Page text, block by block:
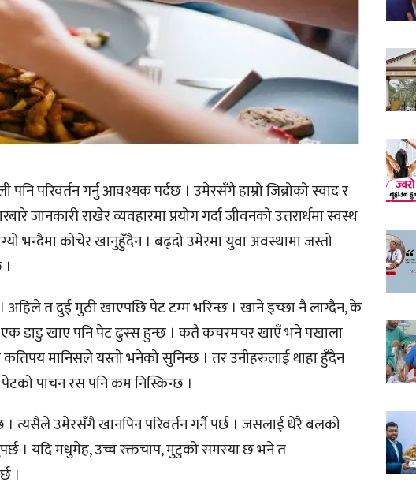
परिवर्तन गर्नु आवश्यक पर्दछ । उमेरसँगै हाम्रो जिब्रोको स्वाद र
जानकारी राखेर व्यवहारमा प्रयोग गर्दा जीवनको उत्तरार्धमा स्वस्थ
भन्दैमा कोचेर खानुहुँदैन । बढ्दो उमेरमा युवा अवस्थामा जस्तो
त दुई मुठी खाएपछि पेट टम्म भरिन्छ । खाने इच्छा नै लाग्दैन, के
एक डाडु खाए पनि पेट ढुस्स हुन्छ । कतै कचरमचर खाएँ भने पखाला
मानिसले यस्तो भनेको सुनिन्छ । तर उनीहरुलाई थाहा हुँदैन
पेटको पाचन रस पनि कम निस्किन्छ ।
त्यसैले उमेरसँगै खानपिन परिवर्तन गर्नै पर्छ । जसलाई धेरै बलको
। यदि मधुमेह, उच्च रक्तचाप, मुटुको समस्या छ भने त
।